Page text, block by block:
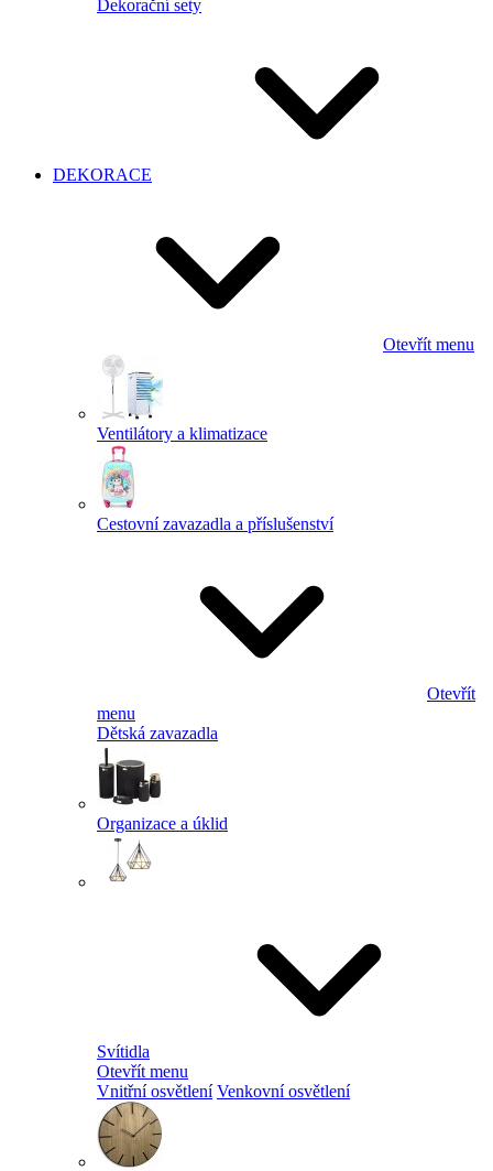
Dekorační sety
DEKORACE
Otevřít menu
Ventilátory a klimatizace
Cestovní zavazadla a příslušenství
Otevřít
menu
Dětská zavazadla
Organizace a úklid
Svítidla
Otevřít menu
Vnitřní osvětlení Venkovní osvětlení